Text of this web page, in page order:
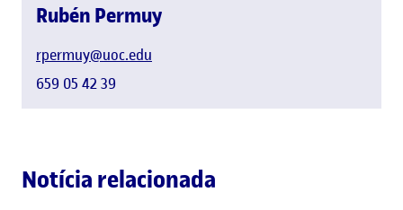
Rubén Permuy
rpermuy@uoc.edu
659 05 42 39
Notícia relacionada